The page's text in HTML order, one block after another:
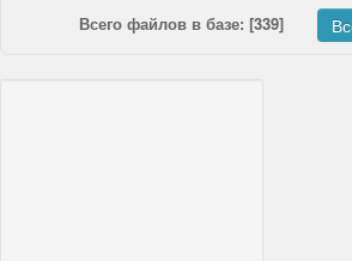
Всего файлов в базе: [339]